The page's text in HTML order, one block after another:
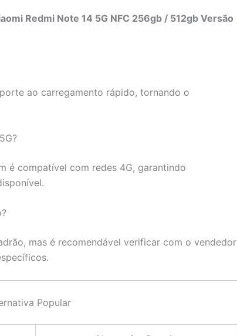
Redmi Note 14 5G NFC 256gb / 512gb Versão
ao carregamento rápido, tornando o
é compatível com redes 4G, garantindo
mas é recomendável verificar com o vendedor
Popular